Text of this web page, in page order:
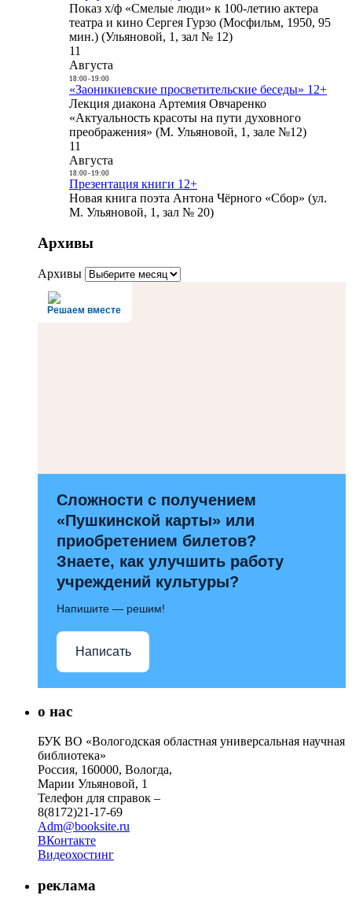
Показ х/ф «Смелые люди» к 100-летию актера
театра и кино Сергея Гурзо (Мосфильм, 1950, 95
мин.) (Ульяновой, 1, зал № 12)
11
Августа
18:00- 19:00
«Заоникиевские просветительские беседы» 12+
Лекция диакона Артемия Овчаренко
«Актуальность красоты на пути духовного
преображения» (М. Ульяновой, 1, зале №12)
11
Августа
18:00- 19:00
Презентация книги 12+
Новая книга поэта Антона Чёрного «Сбор» (ул.
М. Ульяновой, 1, зал № 20)
Архивы
Архивы
Решаем вместе
Сложности с получением
«Пушкинской карты» или
приобретением билетов?
Знаете, как улучшить работу
учреждений культуры?
Напишите — решим!
Написать
о нас
БУК ВО «Вологодская областная универсальная научная
библиотека»
Россия, 160000, Вологда,
Марии Ульяновой, 1
Телефон для справок –
8(8172)21-17-69
Adm@booksite.ru
ВКонтакте
Видеохостинг
реклама